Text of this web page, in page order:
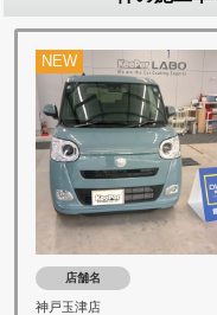
NEW
店舗名
神戸玉津店